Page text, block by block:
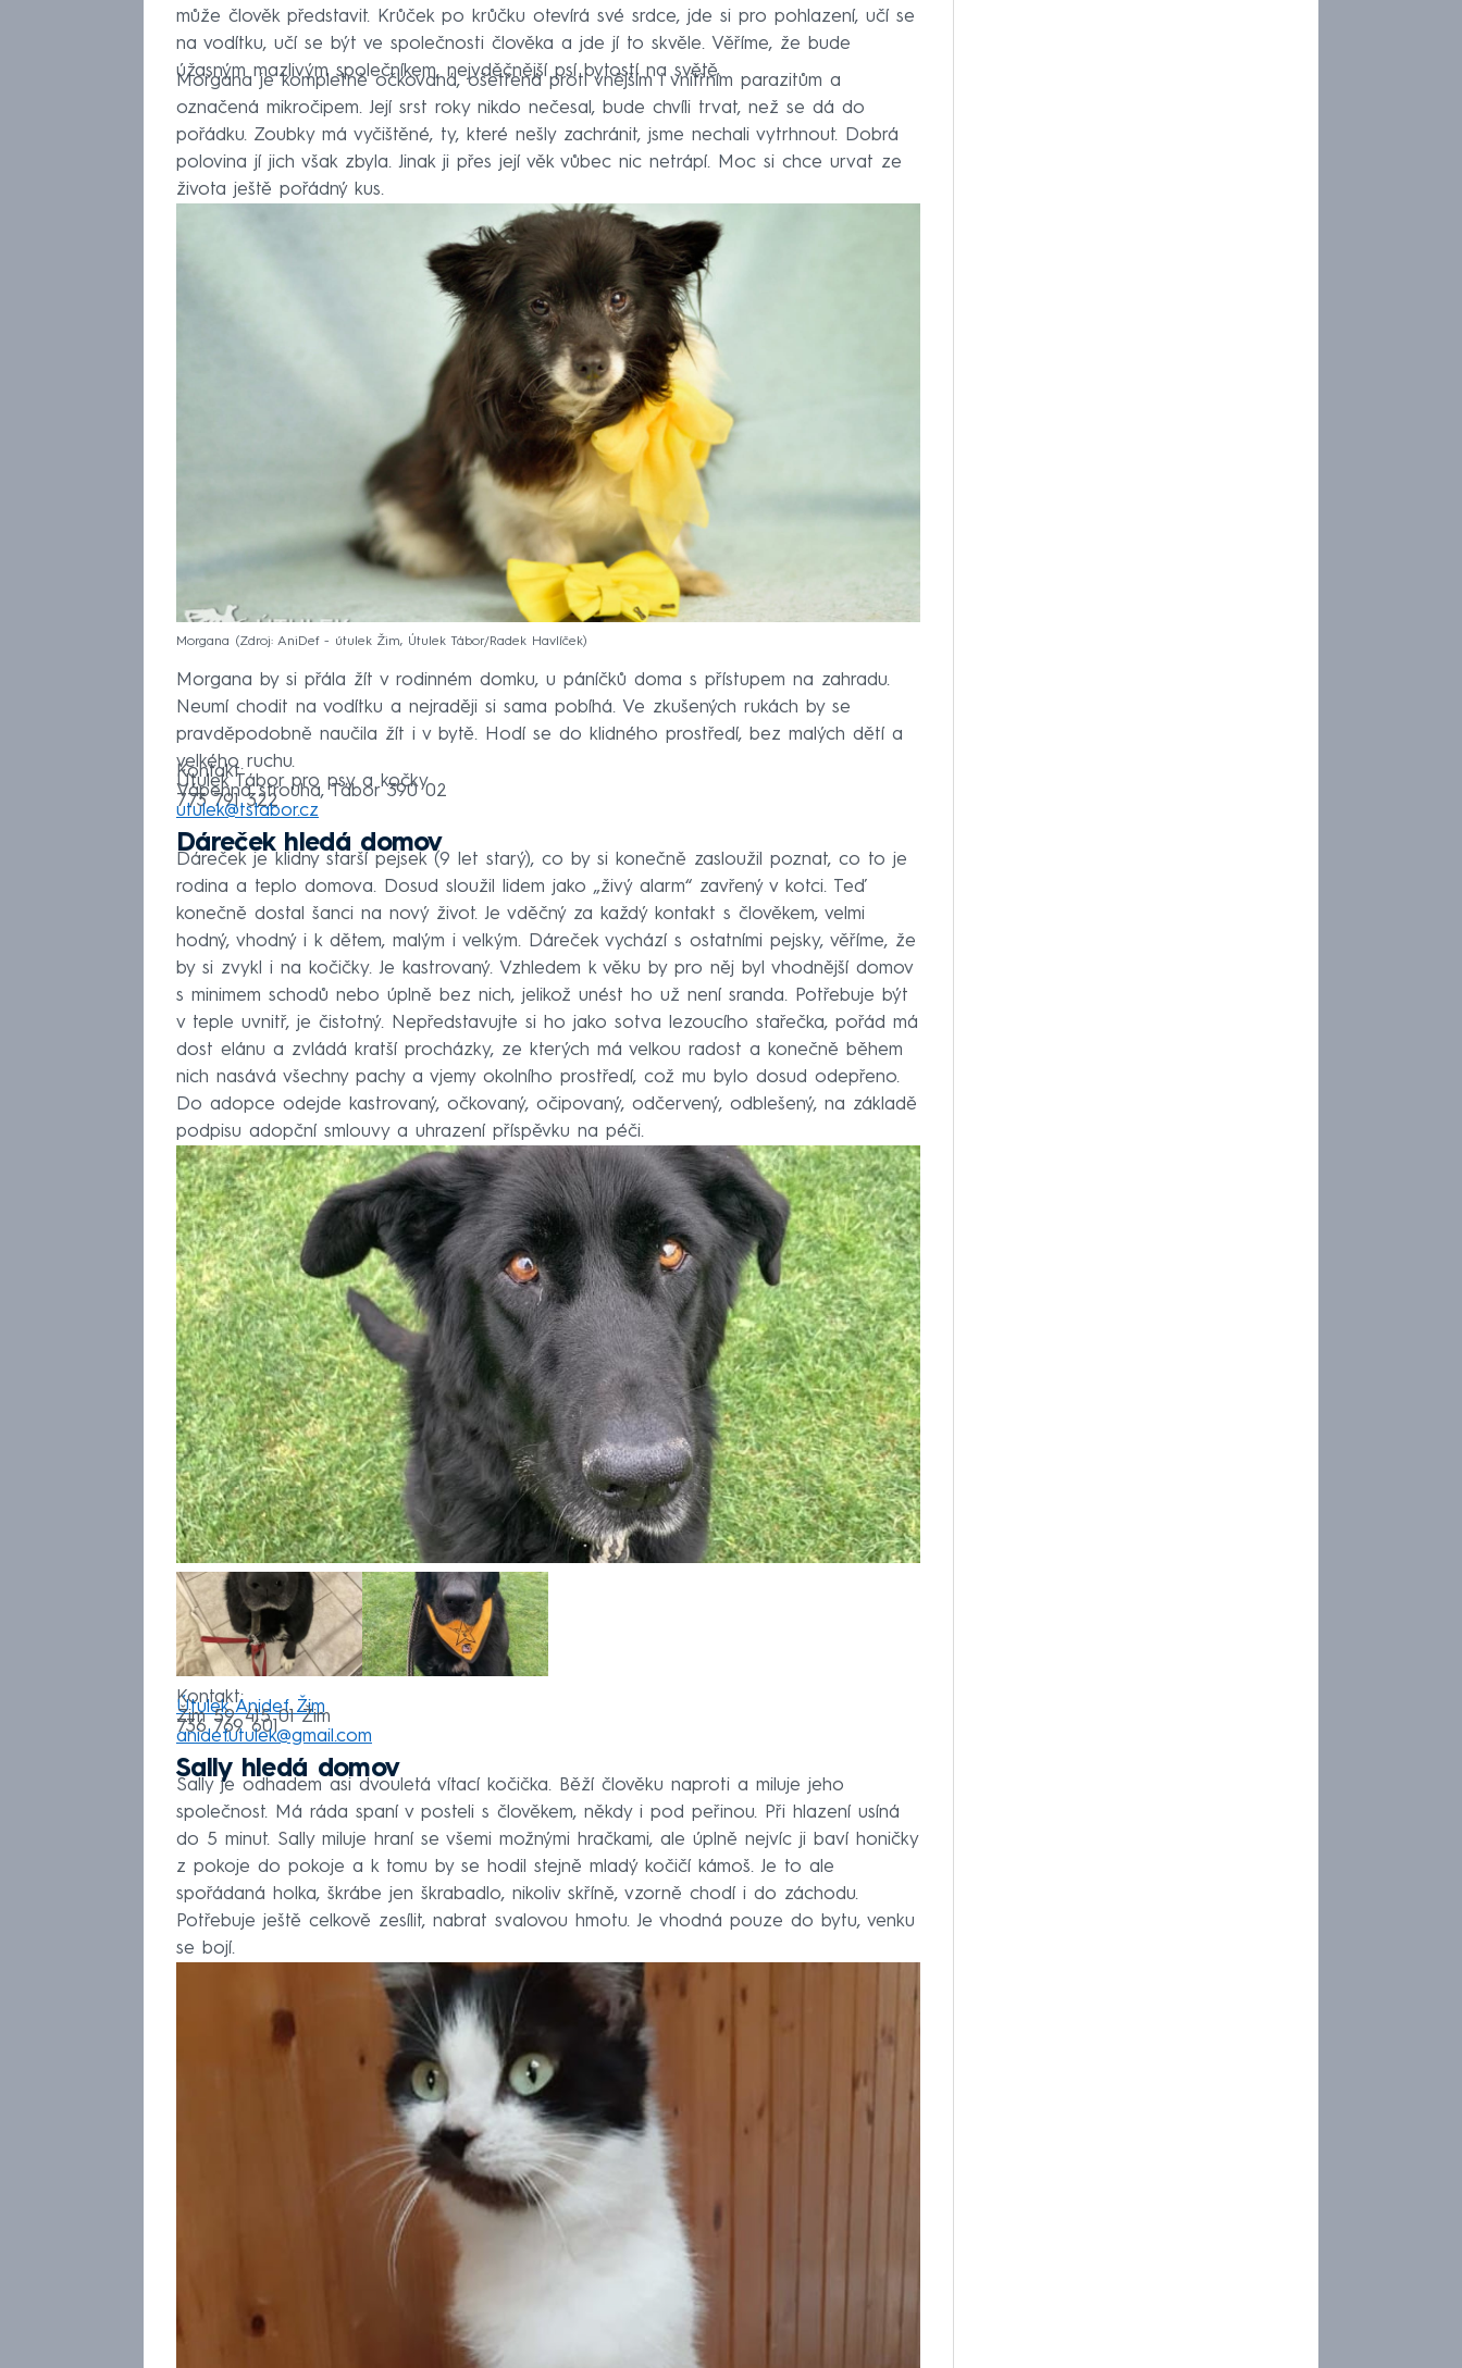
může člověk představit. Krůček po krůčku otevírá své srdce, jde si pro pohlazení, učí se
na vodítku, učí se být ve společnosti člověka a jde jí to skvěle. Věříme, že bude
úžasným mazlivým společníkem, nejvděčnější psí bytostí na světě.
Morgana je kompletně očkovaná, ošetřená proti vnějším i vnitřním parazitům a
označená mikročipem. Její srst roky nikdo nečesal, bude chvíli trvat, než se dá do
pořádku. Zoubky má vyčištěné, ty, které nešly zachránit, jsme nechali vytrhnout. Dobrá
polovina jí jich však zbyla. Jinak ji přes její věk vůbec nic netrápí. Moc si chce urvat ze
života ještě pořádný kus.
Morgana Zdroj: AniDef - útulek Žim, Útulek Tábor/Radek Havlíček
Morgana by si přála žít v rodinném domku, u páníčků doma s přístupem na zahradu.
Neumí chodit na vodítku a nejraději si sama pobíhá. Ve zkušených rukách by se
pravděpodobně naučila žít i v bytě. Hodí se do klidného prostředí, bez malých dětí a
velkého ruchu.
Kontakt:
Útulek Tábor pro psy a kočky
Vápenná strouha, Tábor 390 02
773 791 322
utulek@tstabor.cz
Dáreček hledá domov
Dáreček je klidny starší pejsek (9 let starý), co by si konečně zasloužil poznat, co to je
rodina a teplo domova. Dosud sloužil lidem jako „živý alarm“ zavřený v kotci. Teď
konečně dostal šanci na nový život. Je vděčný za každý kontakt s člověkem, velmi
hodný, vhodný i k dětem, malým i velkým. Dáreček vychází s ostatními pejsky, věříme, že
by si zvykl i na kočičky. Je kastrovaný. Vzhledem k věku by pro něj byl vhodnější domov
s minimem schodů nebo úplně bez nich, jelikož unést ho už není sranda. Potřebuje být
v teple uvnitř, je čistotný. Nepředstavujte si ho jako sotva lezoucího stařečka, pořád má
dost elánu a zvládá kratší procházky, ze kterých má velkou radost a konečně během
nich nasává všechny pachy a vjemy okolního prostředí, což mu bylo dosud odepřeno.
Do adopce odejde kastrovaný, očkovaný, očipovaný, odčervený, odblešený, na základě
podpisu adopční smlouvy a uhrazení příspěvku na péči.
Kontakt:
Útulek Anidef Žim
Žim 59, 415 01 Žim
736 769 601
anidef.utulek@gmail.com
Sally hledá domov
Sally je odhadem asi dvouletá vítací kočička. Běží člověku naproti a miluje jeho
společnost. Má ráda spaní v posteli s člověkem, někdy i pod peřinou. Při hlazení usíná
do 5 minut. Sally miluje hraní se všemi možnými hračkami, ale úplně nejvíc ji baví honičky
z pokoje do pokoje a k tomu by se hodil stejně mladý kočičí kámoš. Je to ale
spořádaná holka, škrábe jen škrabadlo, nikoliv skříně, vzorně chodí i do záchodu.
Potřebuje ještě celkově zesílit, nabrat svalovou hmotu. Je vhodná pouze do bytu, venku
se bojí.